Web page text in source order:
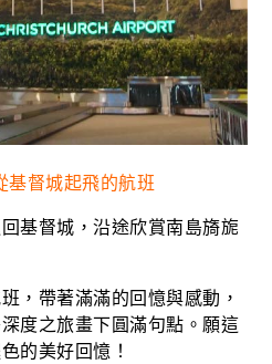
基督城起飛的航班
基督城，沿途欣賞南島旖旎
，帶著滿滿的回憶與感動，
度之旅畫下圓滿句點。願這
的美好回憶！